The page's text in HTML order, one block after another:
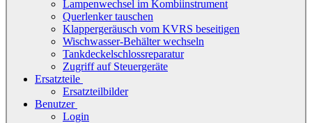
Lampenwechsel im Kombiinstrument
Querlenker tauschen
Klappergeräusch vom KVRS beseitigen
Wischwasser-Behälter wechseln
Tankdeckelschlossreparatur
Zugriff auf Steuergeräte
Ersatzteile
Ersatzteilbilder
Benutzer
Login